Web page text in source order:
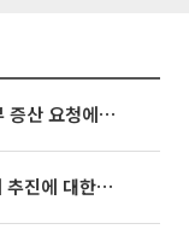
[특징주] “탄약 부족하다“ 美 국방부 증산 요청에⋯국내 방산주 급등세
[특징주] 美 중국산 광트랜시버 규제 추진에 대한광통신 등 광통신株 강세